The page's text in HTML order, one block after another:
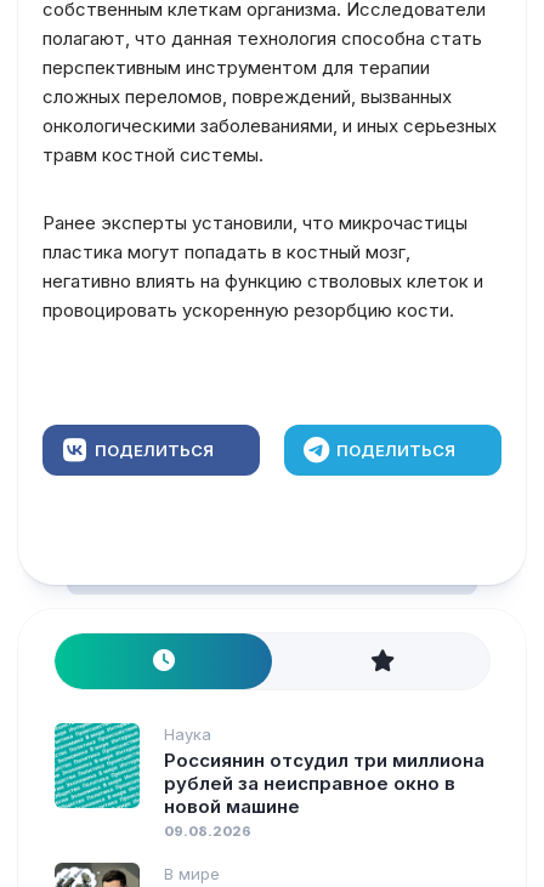
собственным клеткам организма. Исследователи
полагают, что данная технология способна стать
перспективным инструментом для терапии
сложных переломов, повреждений, вызванных
онкологическими заболеваниями, и иных серьезных
травм костной системы.
Ранее эксперты установили, что микрочастицы
пластика могут попадать в костный мозг,
негативно влиять на функцию стволовых клеток и
провоцировать ускоренную резорбцию кости.
ПОДЕЛИТЬСЯ ПОДЕЛИТЬСЯ
Наука
Россиянин отсудил три миллиона
рублей за неисправное окно в
новой машине
09.08.2026
В мире